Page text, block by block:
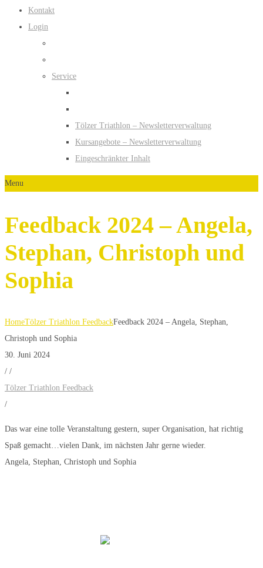
Kontakt
Login
Service
Tölzer Triathlon – Newsletterverwaltung
Kursangebote – Newsletterverwaltung
Eingeschränkter Inhalt
Menu
Feedback 2024 – Angela,
Stephan, Christoph und
Sophia
HomeTölzer Triathlon FeedbackFeedback 2024 – Angela, Stephan,
Christoph und Sophia
30. Juni 2024
/ /
Tölzer Triathlon Feedback
/
Das war eine tolle Veranstaltung gestern, super Organisation, hat richtig
Spaß gemacht…vielen Dank, im nächsten Jahr gerne wieder.
Angela, Stephan, Christoph und Sophia